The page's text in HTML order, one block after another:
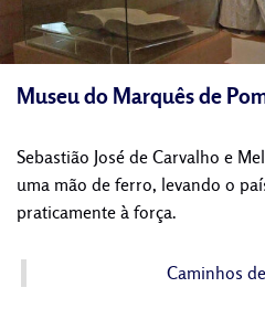
Museu do Marquês de
Sebastião José de Carvalho e
uma mão de ferro, levando o
praticamente à força.
Caminhos